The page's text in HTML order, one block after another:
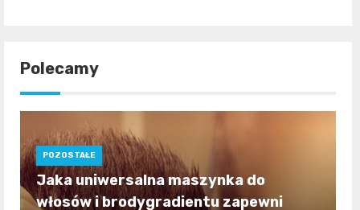
Polecamy
POZOSTAŁE
Jaka uniwersalna maszynka do
włosów i brodygradientu zapewni